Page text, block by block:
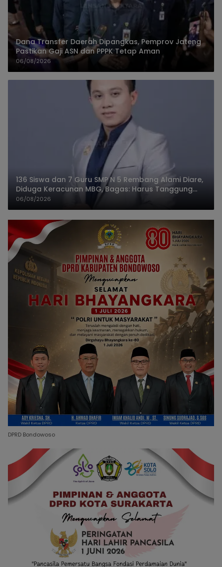
Dana Transfer Daerah Dipangkas, Pemprov Jateng
Pastikan Gaji ASN dan PPPK Tetap Aman
06/08/2026
136 Siswa dan 7 Guru SMP N 5 Rembang Alami Diare,
Diduga Keracunan MBG, Bagas: Harus Tanggung
Jawab
06/08/2026
DPRD Bondowoso